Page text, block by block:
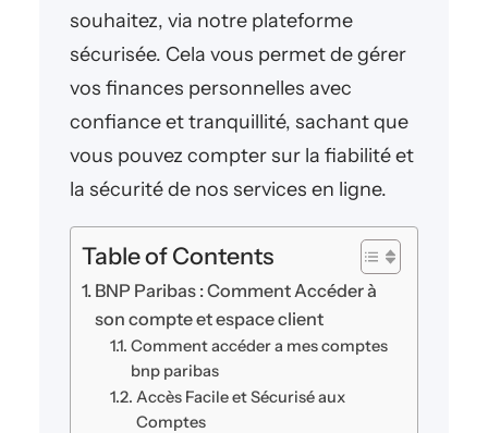
souhaitez, via notre plateforme
sécurisée. Cela vous permet de gérer
vos finances personnelles avec
confiance et tranquillité, sachant que
vous pouvez compter sur la fiabilité et
la sécurité de nos services en ligne.
Table of Contents
BNP Paribas : Comment Accéder à
son compte et espace client
Comment accéder a mes comptes
bnp paribas
Accès Facile et Sécurisé aux
Comptes